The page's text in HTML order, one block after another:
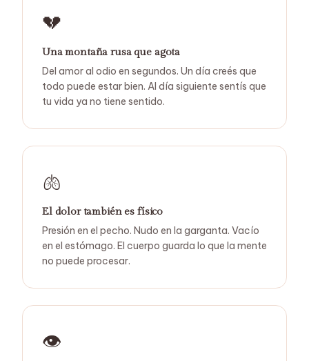
💔
Una montaña rusa que agota
Del amor al odio en segundos. Un día creés que
todo puede estar bien. Al día siguiente sentís que
tu vida ya no tiene sentido.
🫁
El dolor también es físico
Presión en el pecho. Nudo en la garganta. Vacío
en el estómago. El cuerpo guarda lo que la mente
no puede procesar.
👁️